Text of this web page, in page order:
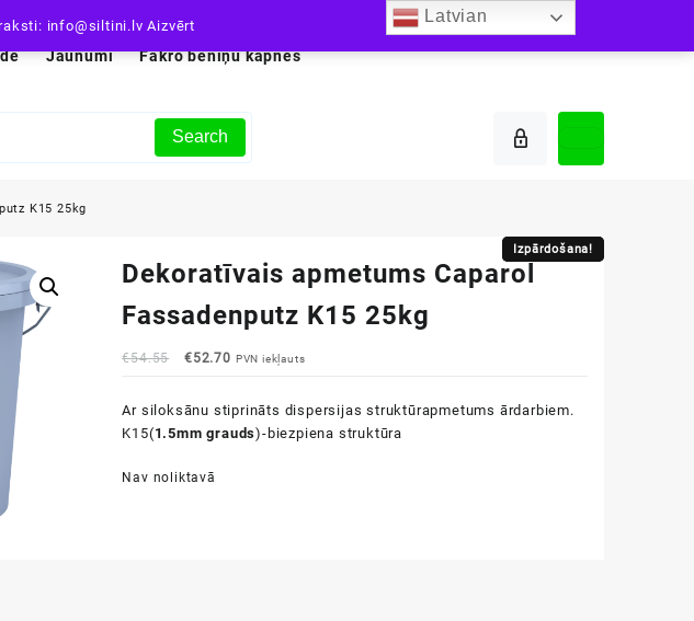
raksti: info@siltini.lvAizvērt
Jaunumi Fakro bēniņu kāpnes
Search
K15 25kg
Izpārdošana!
Dekoratīvais apmetums Caparol
Fassadenputz K15 25kg
€54.55
Original
was:
€52.70Current
is:
€52.70.
PVN iekļauts
Ar siloksānu stiprināts dispersijas struktūrapmetums ārdarbiem.
K15(1.5mm grauds)-biezpiena struktūra
Nav noliktavā
Izpārdošana!
Latvian